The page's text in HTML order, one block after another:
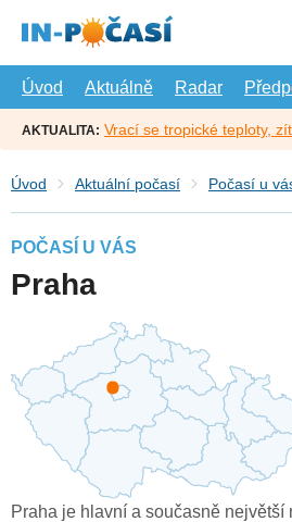
hlavní
Úvod
Aktuálně Radar
AKTUALITA: Vrací se tropické teploty,
Úvod Aktuální počasí Počasí u
POČASÍ U VÁS
Praha
Praha je hlavní a současně největší